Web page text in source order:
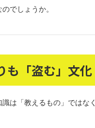
でしょうか。
も「盗む」文化
は「教えるもの」ではな